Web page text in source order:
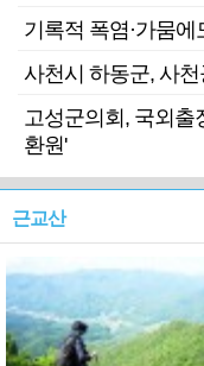
기록적 폭염·가뭄에
사천시 하동군, 사
고성군의회, 국외출
환원'
근교산